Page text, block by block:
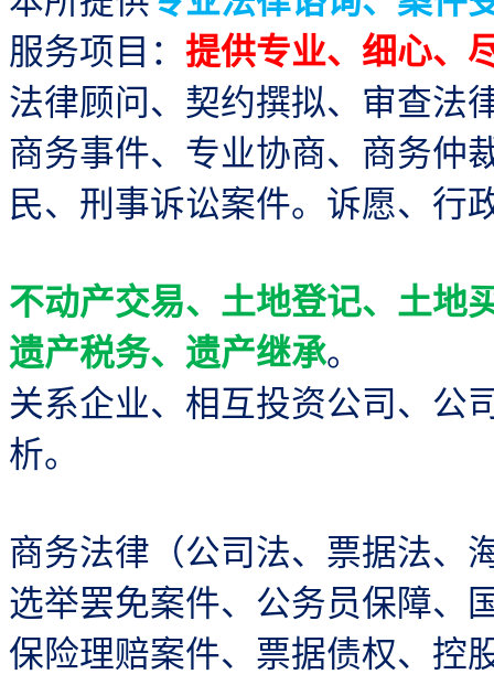
服务项目： 提供专业、细心、
法律顾问、契约撰拟、审查法
商务事件、专业协商、商务仲
民、刑事诉讼案件。诉愿、行
不动产交易、土地登记、土地
遗产税务、遗产继承。
关系企业、相互投资公司、公
析。
商务法律（公司法、票据法、
选举罢免案件、公务员保障、
保险理赔案件、票据债权、控